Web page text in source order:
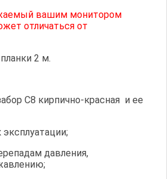
вашим монитором
отличаться от
2 м.
С8 кирпично-красная и ее
давления,